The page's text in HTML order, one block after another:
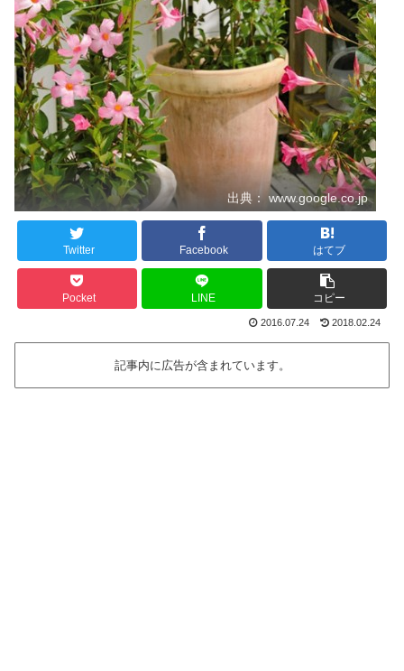
出典： www.google.co.jp
Twitter Facebook はてブ
Pocket LINE コピー
2016.07.24 2018.02.24
記事内に広告が含まれています。